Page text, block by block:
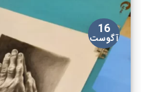
16
آگوست